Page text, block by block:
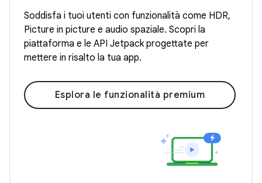
Soddisfa i tuoi utenti con funzionalità come HDR,
Picture in picture e audio spaziale. Scopri la
piattaforma e le API Jetpack progettate per
mettere in risalto la tua app.
Esplora le funzionalità premium